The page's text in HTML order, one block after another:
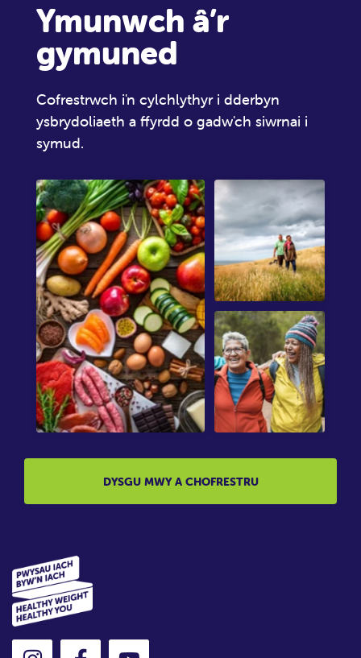
Ymunwch â’r
gymuned
Cofrestrwch i'n cylchlythyr i dderbyn
ysbrydoliaeth a ffyrdd o gadw'ch siwrnai i
symud.
DYSGU MWY A CHOFRESTRU